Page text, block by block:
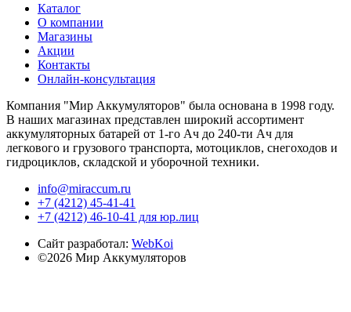
Каталог
О компании
Магазины
Акции
Контакты
Онлайн-консультация
Компания "Мир Аккумуляторов" была основана в 1998 году.
В наших магазинах представлен широкий ассортимент
аккумуляторных батарей от 1-го Ач до 240-ти Ач для
легкового и грузового транспорта, мотоциклов, снегоходов и
гидроциклов, складской и уборочной техники.
info@miraccum.ru
+7 (4212) 45-41-41
+7 (4212) 46-10-41 для юр.лиц
Сайт разработал: WebKoi
©2026 Мир Аккумуляторов